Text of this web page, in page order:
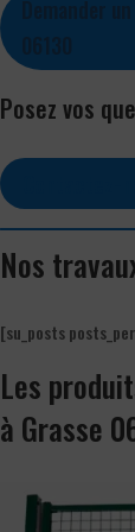
Posez vos
Nos
[su_posts
Les
à Grasse